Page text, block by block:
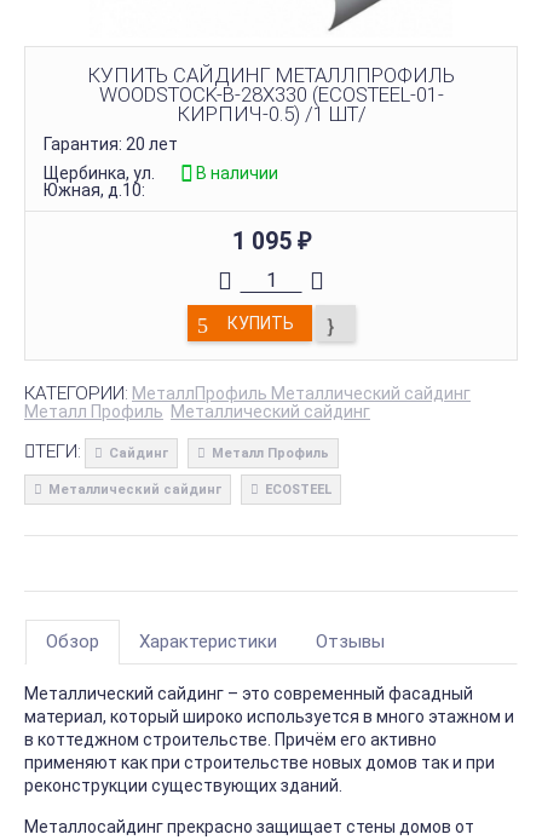
КУПИТЬ САЙДИНГ МЕТАЛЛПРОФИЛЬ
WOODSTOCK-В-28Х330 (ECOSTEEL-01-
КИРПИЧ-0.5) /1 ШТ/
Гарантия: 20 лет
Щербинка, ул.
Южная, д.10:
В наличии
1 095 ₽
КУПИТЬ
КАТЕГОРИИ: МеталлПрофиль Металлический сайдинг
Металл Профиль Металлический сайдинг
ТЕГИ: Сайдинг Металл Профиль
Металлический сайдинг ECOSTEEL
Обзор Характеристики Отзывы
Металлический сайдинг – это современный фасадный
материал, который широко используется в много этажном и
в коттеджном строительстве. Причём его активно
применяют как при строительстве новых домов так и при
реконструкции существующих зданий.
Металлосайдинг прекрасно защищает стены домов от